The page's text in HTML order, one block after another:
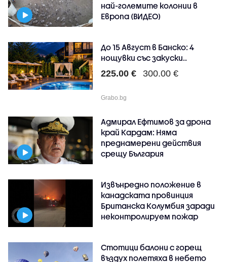
най-големите колонии в
Европа (ВИДЕО)
До 15 Август в Банско: 4
нощувки със закуски..
225.00 € 300.00 €
Grabo.bg
Адмирал Ефтимов за дрона
край Кардам: Няма
преднамерени действия
срещу България
Извънредно положение в
канадската провинция
Британска Колумбия заради
неконтролируем пожар
Стотици балони с горещ
въздух полетяха в небето